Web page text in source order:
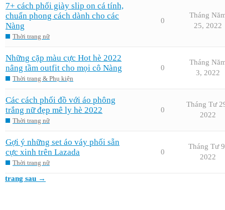
7+ cách phối giày slip on cá tính,
chuẩn phong cách dành cho các
Nàng
Thời trang nữ
0
Tháng
25, 2022
Những cặp màu cực Hot hè 2022
nâng tầm outfit cho mọi cô Nàng
Thời trang & Phụ kiện
0
Tháng
3, 2022
Các cách phối đồ với áo phông
trắng nữ đẹp mê ly hè 2022
Thời trang nữ
0
Tháng Tư
2022
Gợi ý những set áo váy phối sẵn
cực xinh trên Lazada
Thời trang nữ
0
Tháng Tư
2022
trang sau →